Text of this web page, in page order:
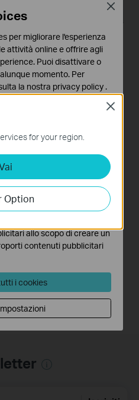
How to Set up TP-
Link Range Extender
RE450 via Tether
App
Link Range Extender
for your region.
Option
Close
per migliorare l'esperienza
attività online e offrire agli
Puoi disattivare o
momento. Per
la nostra privacy policy .
per il corretto
possono essere disattivati
di analizzare le tue
di migliorarne le
allo scopo di creare un
contenuti pubblicitari
i cookies
Close